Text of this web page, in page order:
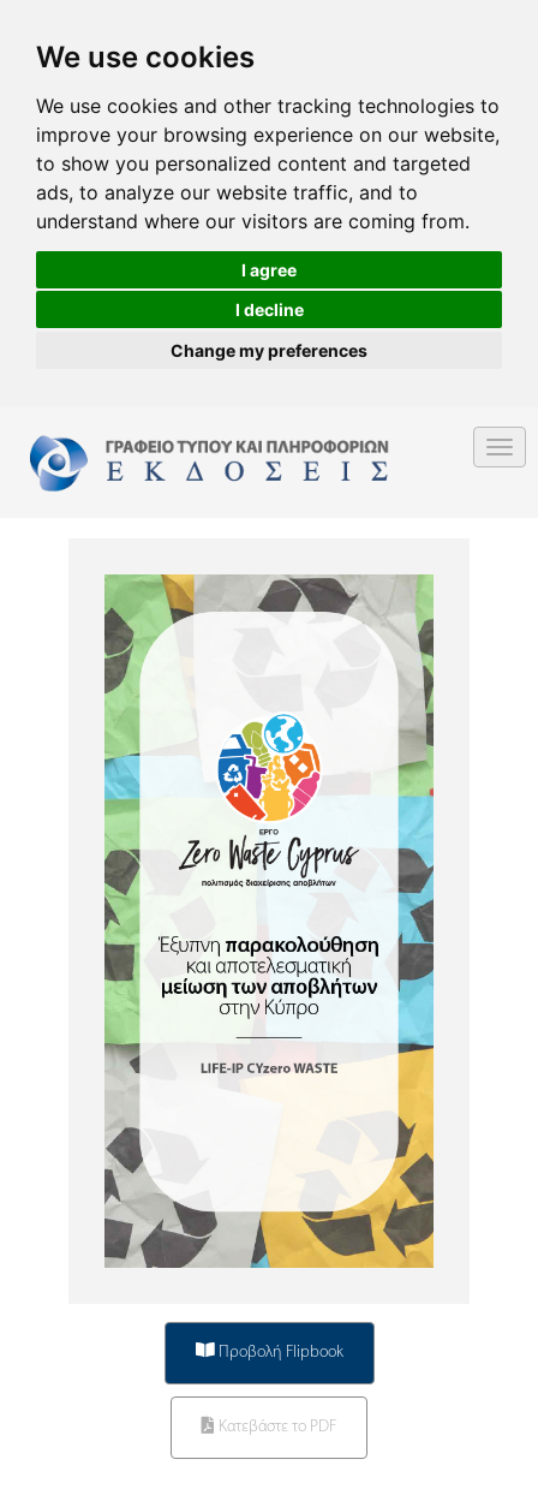
We use cookies
We use cookies and other tracking technologies to
improve your browsing experience on our website,
to show you personalized content and targeted
ads, to analyze our website traffic, and to
understand where our visitors are coming from.
I agree
I decline
Change my preferences
Προβολή Flipbook
Κατεβάστε το PDF